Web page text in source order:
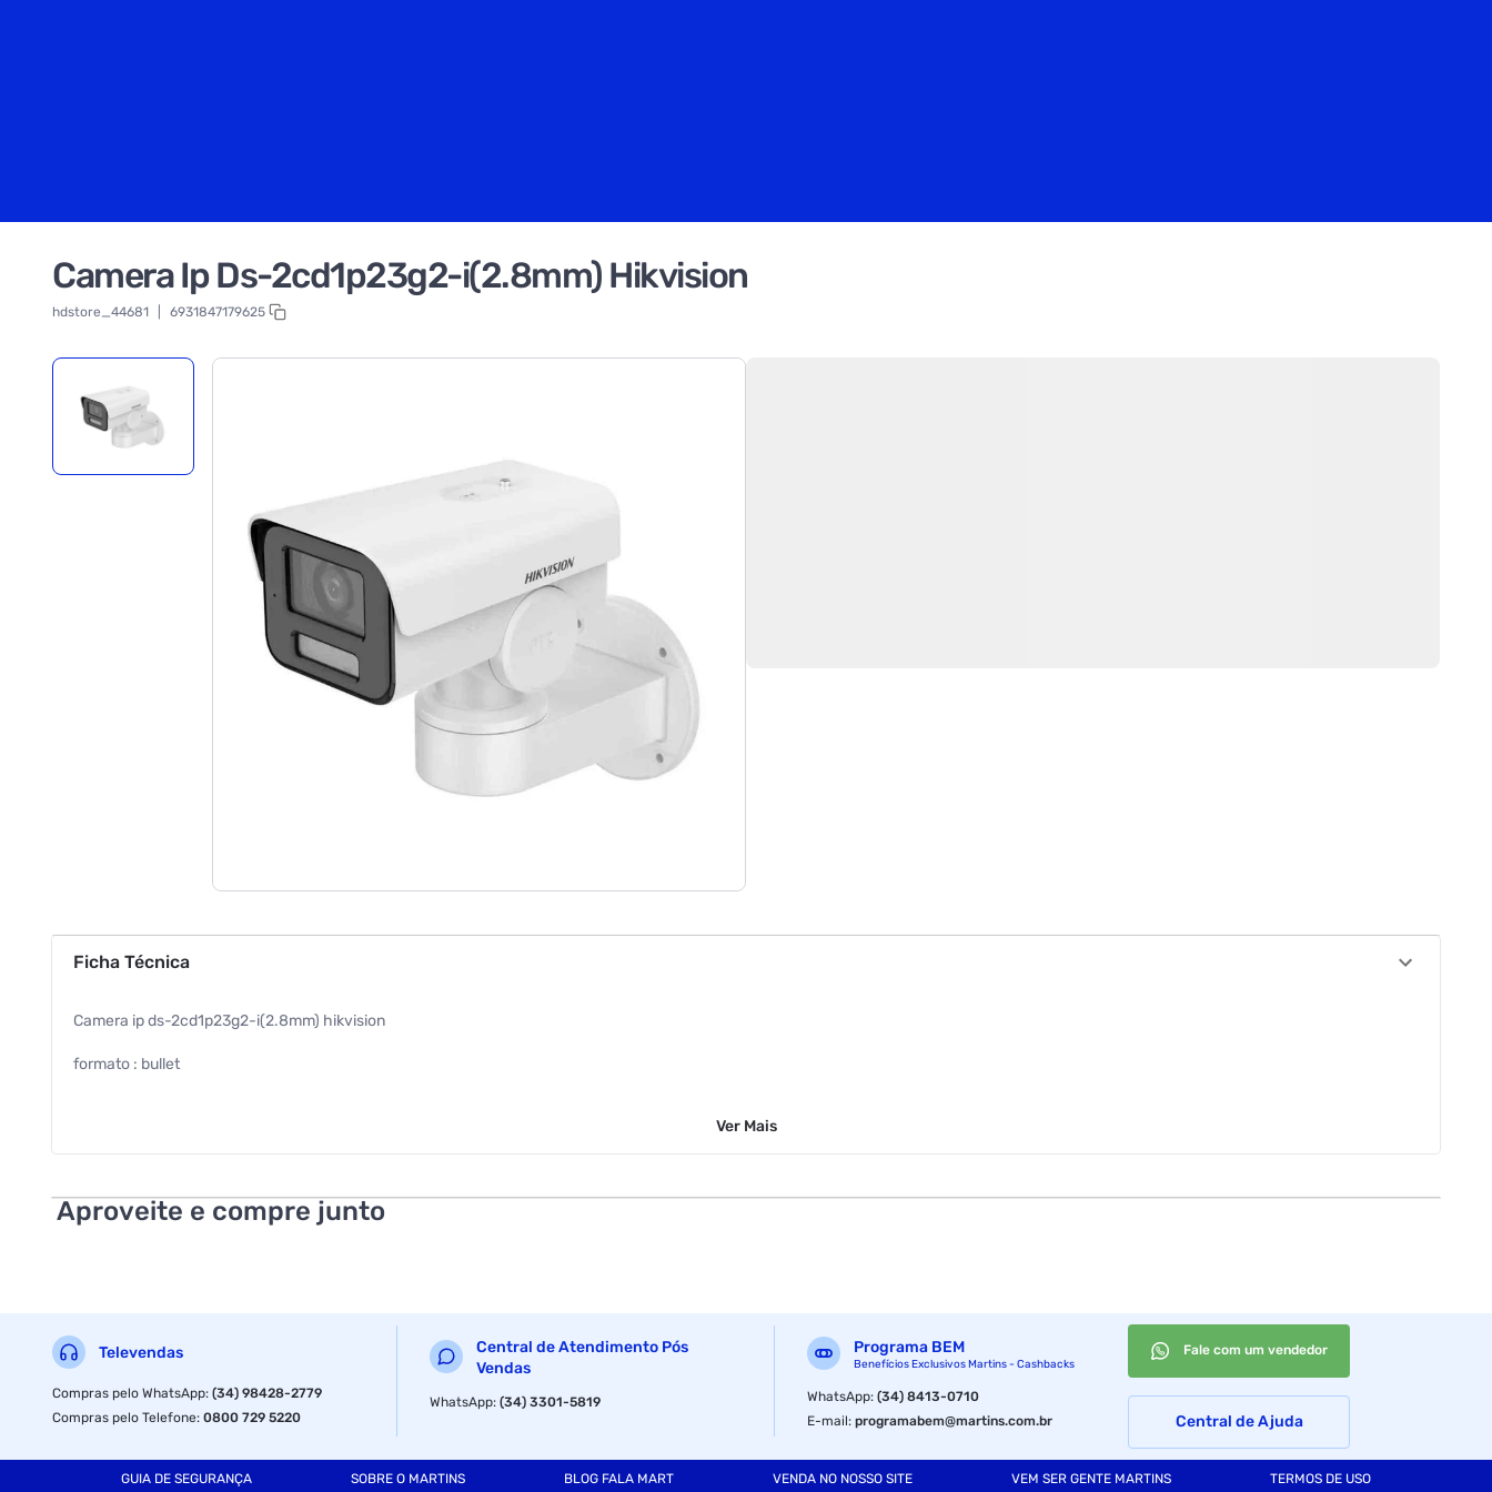
Camera Ip Ds-2cd1p23g2-i(2.8mm) Hikvision
hdstore_44681 6931847179625
Ficha Técnica
Camera ip ds-2cd1p23g2-i(2.8mm) hikvision
formato : bullet
garantia com o fabricante : 01 ano
dimensao da embalagem (a / p / l) : 172.0mm / 300.0mm / 266.0mm
ean : 6931847179625
ncm : 85258913
Ver Mais
Aproveite e compre junto
Televendas
Compras pelo WhatsApp:(34) 98428-2779
Compras pelo Telefone:0800 729 5220
Central de Atendimento Pós
Vendas
WhatsApp:(34) 3301-5819
Programa BEM
Benefícios Exclusivos Martins - Cashbacks
WhatsApp:(34) 8413-0710
E-mail:programabem@martins.com.br
Fale com um vendedor
Central de Ajuda
GUIA DE SEGURANÇA SOBRE O MARTINS BLOG FALA MART VENDA NO NOSSO SITE VEM SER GENTE MARTINS TERMOS DE USO